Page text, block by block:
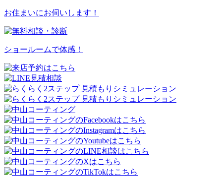
お住まいにお伺いします！
ショールームで体感！